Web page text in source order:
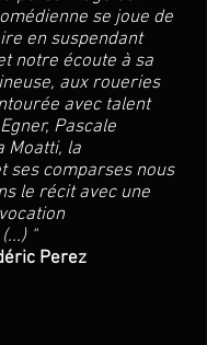
se joue de
en suspendant
notre écoute à sa
aux roueries
avec talent
Pascale
Moatti, la
ses comparses nous
le récit avec une
"
Perez